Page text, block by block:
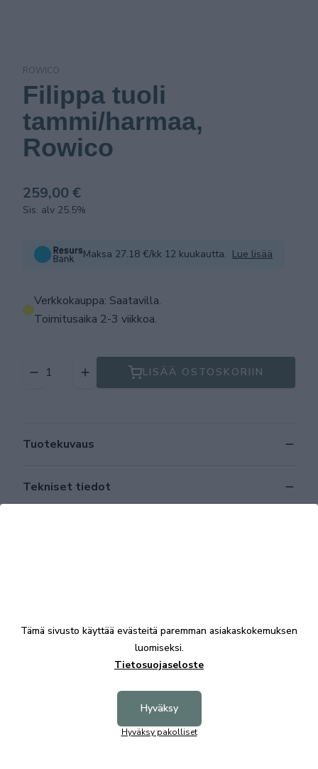
ROWICO
Filippa tuoli
tammi/harmaa,
Rowico
259,00 €
Sis. alv 25.5%
Maksa 27.18 €/kk 12 kuukautta. Lue lisää
Verkkokauppa: Saatavilla.
Toimitusaika 2-3 viikkoa.
LISÄÄ OSTOSKORIIN
Tuotekuvaus
Tekniset tiedot
Tämä sivusto käyttää evästeitä paremman asiakaskokemuksen
luomiseksi.
Tietosuojaseloste
Hyväksy
Hyväksy pakolliset